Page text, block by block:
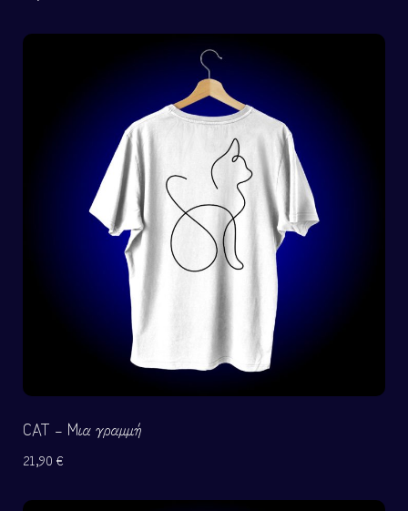
CAT – Μια γραμμή
21,90 €